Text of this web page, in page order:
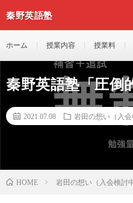
秦野英語塾
ホーム 授業内容 授業料
秦野英語塾「圧
2021.07.08 岩田の想い（入会
HOME 岩田の想い（入会検討